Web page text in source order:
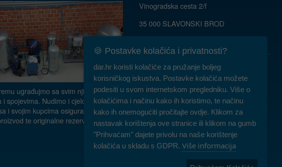
ugrađujmo sa svim njihovim
i spojevima. Nudimo i cjelokupnu
i svojim kupcima osiguravamo
te originalne rezervne dijelove.
Vinogradska cesta 2/f
35 000 SLAVONSKI BROD
Komercijala: PON-PET 07-15h
Servis: PON-PET 07-15h
Najam: PON-PET 07-15h, SUB 08-10h
🍪 Postavke kolačića i privatnosti?
dar.hr koristi kolačiće za pružanje boljeg
korisničkog iskustva. Postavke kolačića možete
podesiti u svom internetskom pregledniku. Više o
kolačićima i načinu kako ih koristimo, te načinu
kako ih onemogućiti pročitajte ovdje. Klikom za
nastavak korištenja ove stranice ili klikom na gumb
"Prihvaćam" dajete privolu na naše korištenje
kolačića u skladu s GDPR. Više informacija